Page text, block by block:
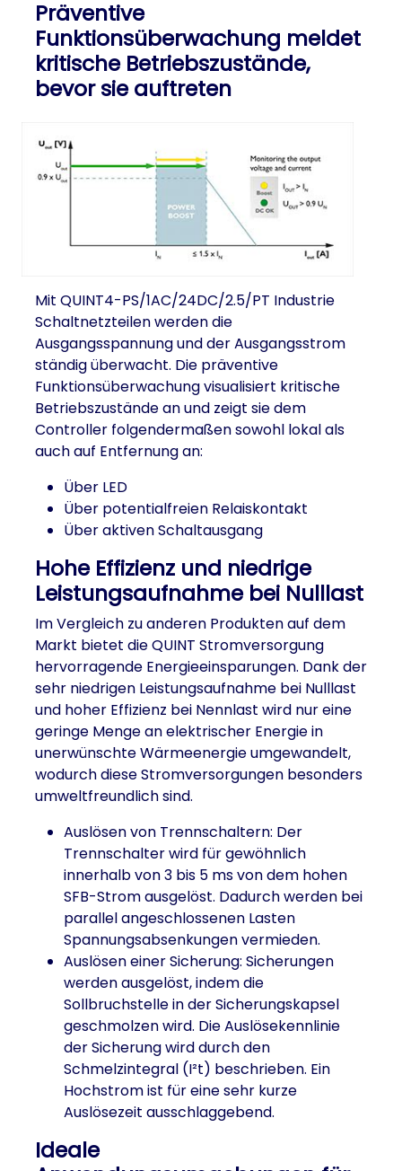
Präventive
Funktionsüberwachung meldet
kritische Betriebszustände,
bevor sie auftreten
Mit QUINT4-PS/1AC/24DC/2.5/PT Industrie
Schaltnetzteilen werden die
Ausgangsspannung und der Ausgangsstrom
ständig überwacht. Die präventive
Funktionsüberwachung visualisiert kritische
Betriebszustände an und zeigt sie dem
Controller folgendermaßen sowohl lokal als
auch auf Entfernung an:
Über LED
Über potentialfreien Relaiskontakt
Über aktiven Schaltausgang
Hohe Effizienz und niedrige
Leistungsaufnahme bei Nulllast
Im Vergleich zu anderen Produkten auf dem
Markt bietet die QUINT Stromversorgung
hervorragende Energieeinsparungen. Dank der
sehr niedrigen Leistungsaufnahme bei Nulllast
und hoher Effizienz bei Nennlast wird nur eine
geringe Menge an elektrischer Energie in
unerwünschte Wärmeenergie umgewandelt,
wodurch diese Stromversorgungen besonders
umweltfreundlich sind.
Auslösen von Trennschaltern: Der
Trennschalter wird für gewöhnlich
innerhalb von 3 bis 5 ms von dem hohen
SFB-Strom ausgelöst. Dadurch werden bei
parallel angeschlossenen Lasten
Spannungsabsenkungen vermieden.
Auslösen einer Sicherung: Sicherungen
werden ausgelöst, indem die
Sollbruchstelle in der Sicherungskapsel
geschmolzen wird. Die Auslösekennlinie
der Sicherung wird durch den
Schmelzintegral (I²t) beschrieben. Ein
Hochstrom ist für eine sehr kurze
Auslösezeit ausschlaggebend.
Ideale